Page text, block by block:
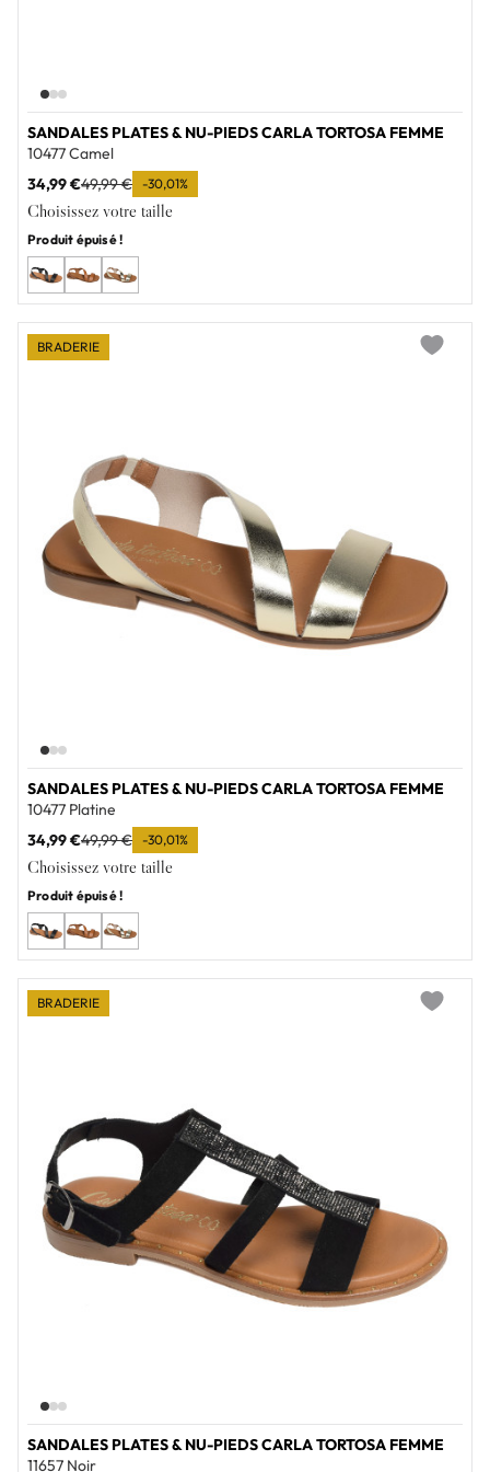
SANDALES PLATES & NU-PIEDS CARLA TORTOSA FEMME
10477 Camel
34,99 €49,99 € -30,01%
Choisissez votre taille
Produit épuisé !
SANDALES PLATES & NU-PIEDS CARLA TORTOSA FEMME
10477 Platine
34,99 €49,99 € -30,01%
Choisissez votre taille
Produit épuisé !
BRADERIE
SANDALES PLATES & NU-PIEDS CARLA TORTOSA FEMME
11657 Noir
BRADERIE